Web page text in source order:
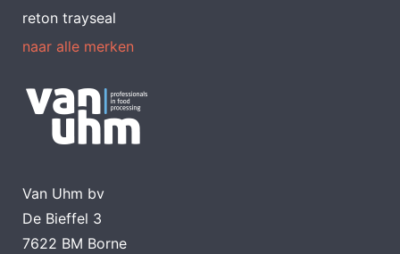
reton trayseal
naar alle merken
Van Uhm bv
De Bieffel 3
7622 BM Borne